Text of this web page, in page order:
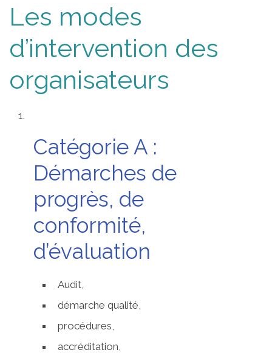
Les modes
d’intervention des
organisateurs
Catégorie A :
Démarches de
progrès, de
conformité,
d’évaluation
Audit,
démarche qualité,
procédures,
accréditation,